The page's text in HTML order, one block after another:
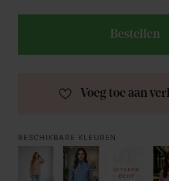
BESCHIKBARE KLEUREN
UITVERK
OCHT
Bestellen
Voeg toe aan